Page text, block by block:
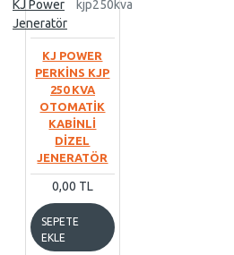
KJ Power
Jeneratör
kjp250kva
KJ POWER
PERKİNS KJP
250 KVA
OTOMATİK
KABİNLİ
DİZEL
JENERATÖR
0,00 TL
SEPETE
EKLE